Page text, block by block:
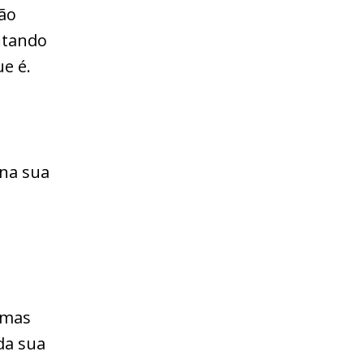
é.
sua
sua